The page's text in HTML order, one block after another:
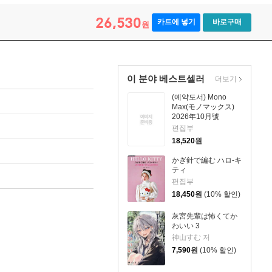
26,530원 카트에 넣기 바로구매
이 분야 베스트셀러
(예약도서) Mono
Max(モノマックス)
2026年10月號
편집부
18,520원
かぎ針で編む ハロ-キ
ティ
편집부
18,450원 (10% 할인)
灰宮先輩は怖くてか
わいい 3
神山すむ 저
7,590원 (10% 할인)
더보기